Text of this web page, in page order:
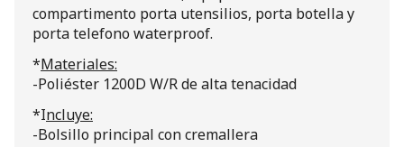
compartimento porta utensilios, porta botella y
porta telefono waterproof.
*Materiales:
-Poliéster 1200D W/R de alta tenacidad
*Incluye:
-Bolsillo principal con cremallera